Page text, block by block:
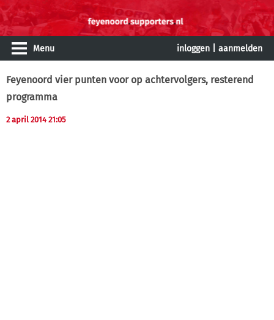
Menu inloggen aanmelden
Feyenoord vier punten voor op achtervolgers, resterend
programma
2 april 2014 21:05